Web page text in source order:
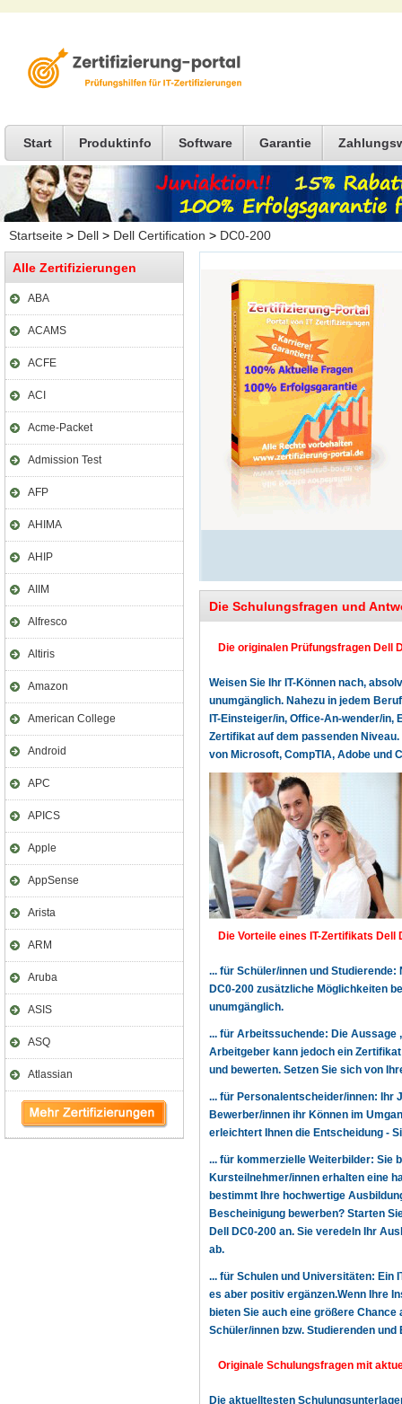
Start Produktinfo Software Garantie
Startseite > Dell > Dell Certification > DC0-200
Alle Zertifizierungen
ABA
ACAMS
ACFE
ACI
Acme-Packet
Admission Test
AFP
AHIMA
AHIP
AIIM
Alfresco
Altiris
Amazon
American College
Android
APC
APICS
Apple
AppSense
Arista
ARM
Aruba
ASIS
ASQ
Atlassian
Die Schulungsfragen und
Die originalen Prüfungsfragen Dell
Weisen Sie Ihr IT-Können nach,
unumgänglich. Nahezu in jedem
IT-Einsteiger/in, Office-An-wender/
Zertifikat auf dem passenden
von Microsoft, CompTIA, Adobe und
Die Vorteile eines IT-Zertifikats Dell
... für Schüler/innen und
DC0-200 zusätzliche Möglichkeiten
unumgänglich.
... für Arbeitssuchende: Die Aussage
Arbeitgeber kann jedoch ein
und bewerten. Setzen Sie sich von
... für Personalentscheider/innen: Ihr
Bewerber/innen ihr Können im
erleichtert Ihnen die Entscheidung -
... für kommerzielle Weiterbilder: Sie
Kursteilnehmer/innen erhalten eine
bestimmt Ihre hochwertige
Bescheinigung bewerben? Starten
Dell DC0-200 an. Sie veredeln Ihr
ab.
... für Schulen und Universitäten: Ein
es aber positiv ergänzen.Wenn Ihre
bieten Sie auch eine größere
Schüler/innen bzw. Studierenden
Originale Schulungsfragen mit
Die aktuelltesten